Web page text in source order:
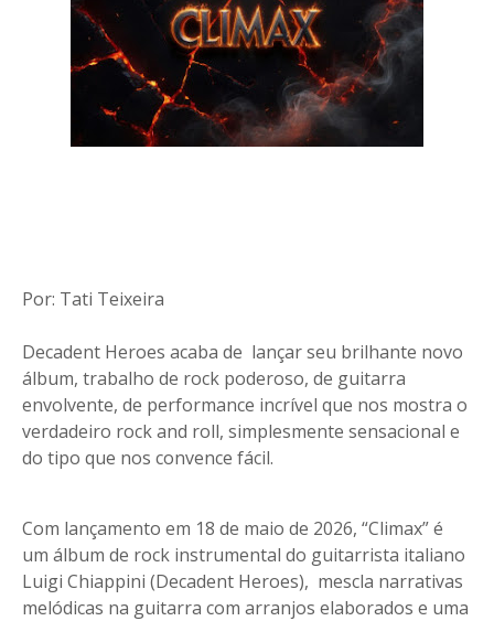
Por: Tati Teixeira
Decadent Heroes acaba de lançar seu brilhante novo
álbum, trabalho de rock poderoso, de guitarra
envolvente, de performance incrível que nos mostra o
verdadeiro rock and roll, simplesmente sensacional e
do tipo que nos convence fácil.
Com lançamento em 18 de maio de 2026, “Climax” é
um álbum de rock instrumental do guitarrista italiano
Luigi Chiappini (Decadent Heroes), mescla narrativas
melódicas na guitarra com arranjos elaborados e uma